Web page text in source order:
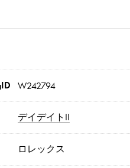
W242794
デイデイトII
ロレックス